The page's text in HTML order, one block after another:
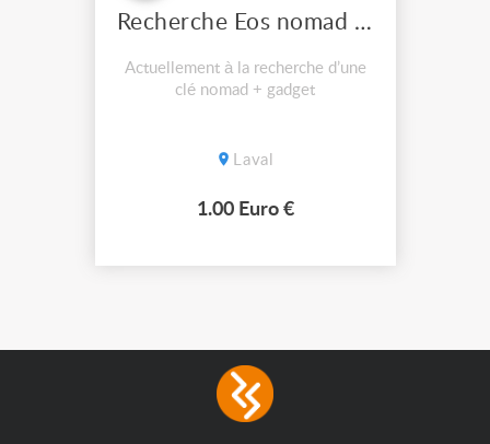
Recherche Eos nomad gadget
Actuellement à la recherche d’une
clé nomad + gadget
Laval
1.00 Euro €